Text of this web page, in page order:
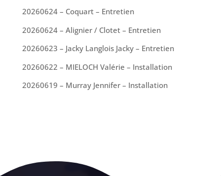
20260624 – Coquart – Entretien
20260624 – Alignier / Clotet – Entretien
20260623 – Jacky Langlois Jacky – Entretien
20260622 – MIELOCH Valérie – Installation
20260619 – Murray Jennifer – Installation